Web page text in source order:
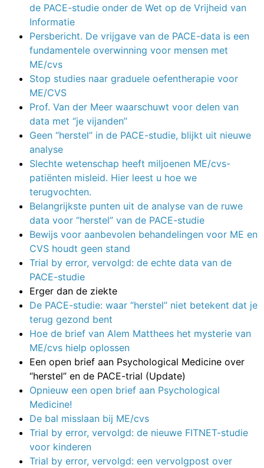
de PACE-studie onder de Wet op de Vrijheid van
Informatie
Persbericht. De vrijgave van de PACE-data is een
fundamentele overwinning voor mensen met
ME/cvs
Stop studies naar graduele oefentherapie voor
ME/CVS
Prof. Van der Meer waarschuwt voor delen van
data met “je vijanden”
Geen “herstel” in de PACE-studie, blijkt uit nieuwe
analyse
Slechte wetenschap heeft miljoenen ME/cvs-
patiënten misleid. Hier leest u hoe we
terugvochten.
Belangrijkste punten uit de analyse van de ruwe
data voor “herstel” van de PACE-studie
Bewijs voor aanbevolen behandelingen voor ME en
CVS houdt geen stand
Trial by error, vervolgd: de echte data van de
PACE-studie
Erger dan de ziekte
De PACE-studie: waar “herstel” niet betekent dat je
terug gezond bent
Hoe de brief van Alem Matthees het mysterie van
ME/cvs hielp oplossen
Een open brief aan Psychological Medicine over
“herstel” en de PACE-trial (Update)
Opnieuw een open brief aan Psychological
Medicine!
De bal misslaan bij ME/cvs
Trial by error, vervolgd: de nieuwe FITNET-studie
voor kinderen
Trial by error, vervolgd: een vervolgpost over